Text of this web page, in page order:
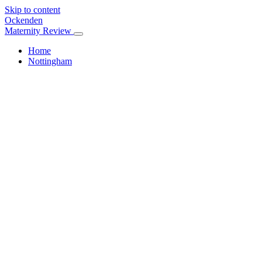
Skip to content
Ockenden
Maternity Review
Home
Nottingham